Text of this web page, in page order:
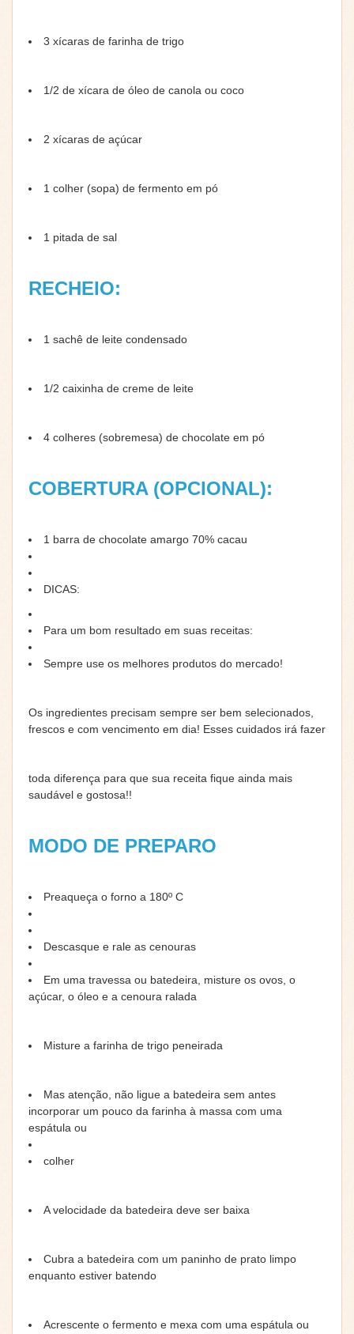
3 xícaras de farinha de trigo
1/2 de xícara de óleo de canola ou coco
2 xícaras de açúcar
1 colher (sopa) de fermento em pó
1 pitada de sal
RECHEIO:
1 sachê de leite condensado
1/2 caixinha de creme de leite
4 colheres (sobremesa) de chocolate em pó
COBERTURA (OPCIONAL):
1 barra de chocolate amargo 70% cacau
DICAS:
Para um bom resultado em suas receitas:
Sempre use os melhores produtos do mercado!
Os ingredientes precisam sempre ser bem selecionados,
frescos e com vencimento em dia! Esses cuidados irá fazer
toda diferença para que sua receita fique ainda mais
saudável e gostosa!!
MODO DE PREPARO
Preaqueça o forno a 180º C
Descasque e rale as cenouras
Em uma travessa ou batedeira, misture os ovos, o
açúcar, o óleo e a cenoura ralada
Misture a farinha de trigo peneirada
Mas atenção, não ligue a batedeira sem antes
incorporar um pouco da farinha à massa com uma
espátula ou
colher
A velocidade da batedeira deve ser baixa
Cubra a batedeira com um paninho de prato limpo
enquanto estiver batendo
Acrescente o fermento e mexa com uma espátula ou